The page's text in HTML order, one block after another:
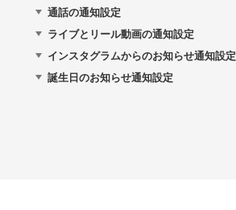
通話の通知設定
ライブとリール動画の通知設定
インスタグラムからのお知らせ通知設定
誕生日のお知らせ通知設定